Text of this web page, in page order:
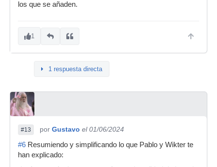
los que se añaden.
1
1 respuesta directa
#13 por Gustavo el 01/06/2024
#6 Resumiendo y simplificando lo que Pablo y Wikter te
han explicado: